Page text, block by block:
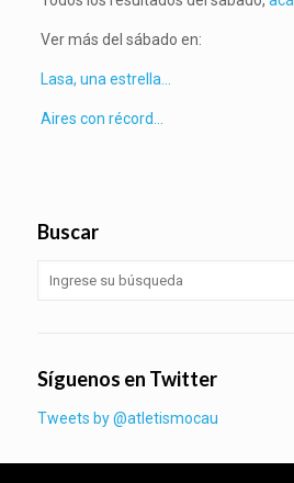
Ver más del sábado en:
Lasa, una estrella…
Aires con récord…
Buscar
Síguenos en Twitter
Tweets by @atletismocau